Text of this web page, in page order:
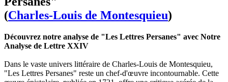
(Charles-Louis de Montesquieu)
Découvrez notre analyse de "Les Lettres Persanes" avec Notre
Analyse de Lettre XXIV
Dans le vaste univers littéraire de Charles-Louis de Montesquieu,
"Les Lettres Persanes" reste un chef-d'œuvre incontournable. Cette